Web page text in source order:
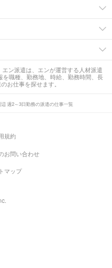
ン派遣は、エンが運営する人材派遣
職種、勤務地、時給、勤務時間、長
お仕事を探せます。
週2～3日勤務の派遣の仕事一覧
規約
お問い合わせ
マップ